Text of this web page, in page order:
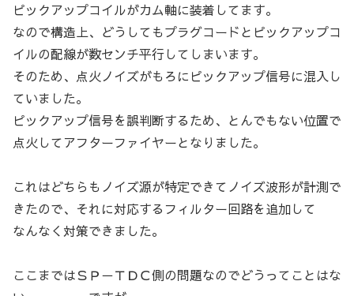
ピックアップコイルがカム軸に装着してます。
なので構造上、どうしてもプラグコードとピックアップコ
イルの配線が数センチ平行してしまいます。
そのため、点火ノイズがもろにピックアップ信号に混入し
ていました。
ピックアップ信号を誤判断するため、とんでもない位置で
点火してアフターファイヤーとなりました。
これはどちらもノイズ源が特定できてノイズ波形が計測で
きたので、それに対応するフィルター回路を追加して
なんなく対策できました。
ここまではＳＰ－ＴＤＣ側の問題なのでどうってことはな